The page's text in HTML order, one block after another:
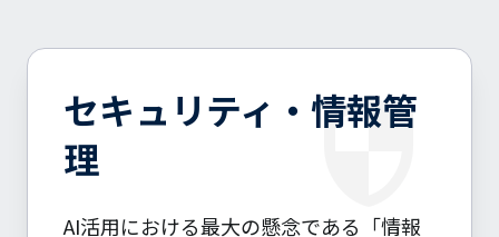
security
セキュリティ・情報管
理
AI活用における最大の懸念である「情報